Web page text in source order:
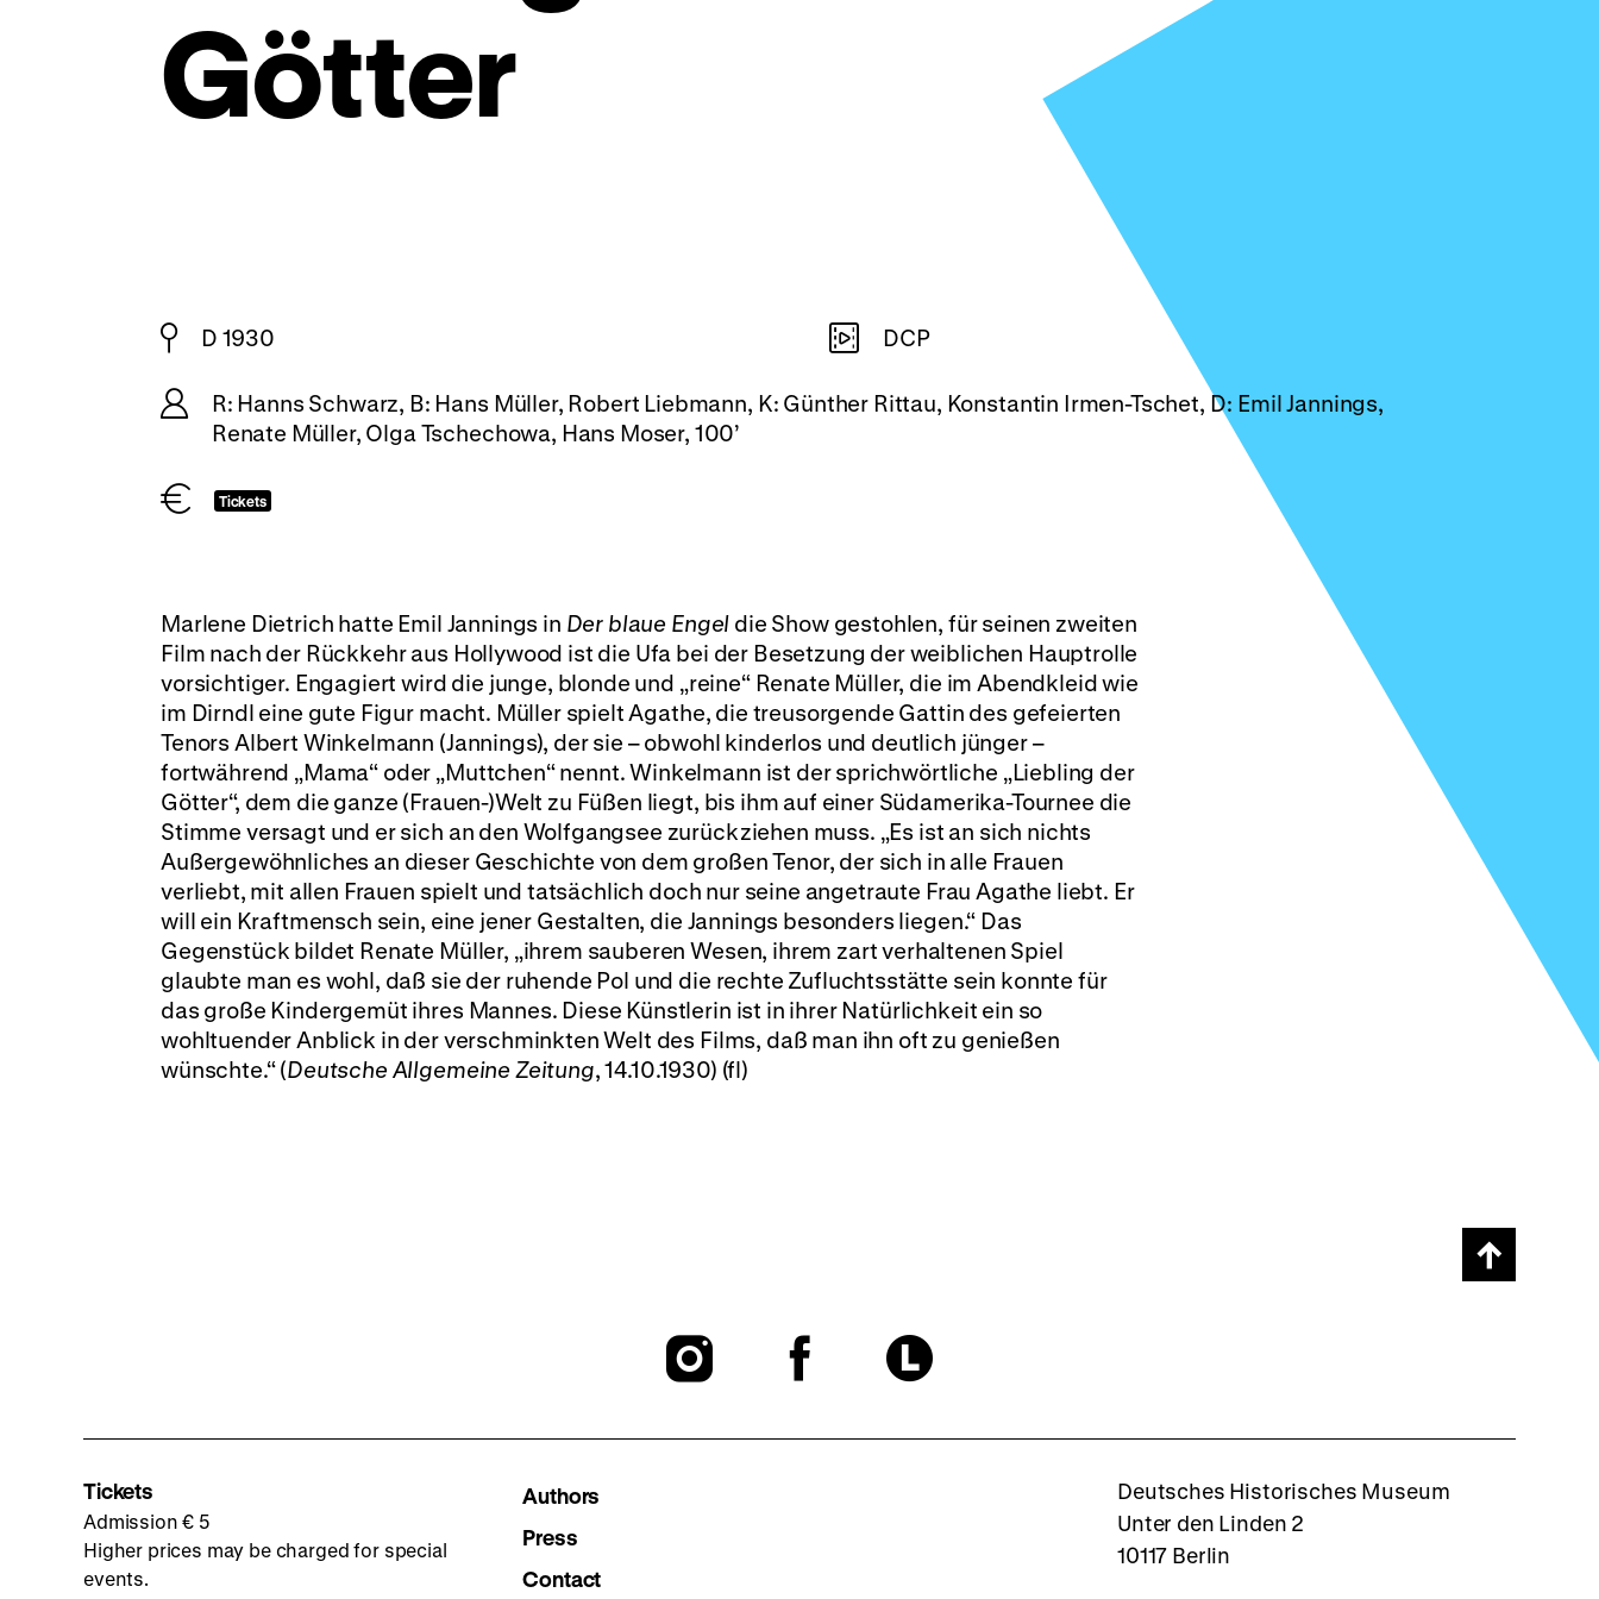
Götter
D 1930 DCP
R: Hanns Schwarz, B: Hans Müller, Robert Liebmann, K: Günther Rittau, Konstantin Irmen-Tschet, D: Emil Jannings,
Renate Müller, Olga Tschechowa, Hans Moser, 100’
Tickets
Marlene Dietrich hatte Emil Jannings in Der blaue Engel die Show gestohlen, für seinen zweiten
Film nach der Rückkehr aus Hollywood ist die Ufa bei der Besetzung der weiblichen Hauptrolle
vorsichtiger. Engagiert wird die junge, blonde und „reine“ Renate Müller, die im Abendkleid wie
im Dirndl eine gute Figur macht. Müller spielt Agathe, die treusorgende Gattin des gefeierten
Tenors Albert Winkelmann (Jannings), der sie – obwohl kinderlos und deutlich jünger –
fortwährend „Mama“ oder „Muttchen“ nennt. Winkelmann ist der sprichwörtliche „Liebling der
Götter“, dem die ganze (Frauen-)Welt zu Füßen liegt, bis ihm auf einer Südamerika-Tournee die
Stimme versagt und er sich an den Wolfgangsee zurückziehen muss. „Es ist an sich nichts
Außergewöhnliches an dieser Geschichte von dem großen Tenor, der sich in alle Frauen
verliebt, mit allen Frauen spielt und tatsächlich doch nur seine angetraute Frau Agathe liebt. Er
will ein Kraftmensch sein, eine jener Gestalten, die Jannings besonders liegen.“ Das
Gegenstück bildet Renate Müller, „ihrem sauberen Wesen, ihrem zart verhaltenen Spiel
glaubte man es wohl, daß sie der ruhende Pol und die rechte Zufluchtsstätte sein konnte für
das große Kindergemüt ihres Mannes. Diese Künstlerin ist in ihrer Natürlichkeit ein so
wohltuender Anblick in der verschminkten Welt des Films, daß man ihn oft zu genießen
wünschte.“ (Deutsche Allgemeine Zeitung, 14.10.1930) (fl)
Scroll
page
To
To
To
Letterboxd
Tickets
Admission € 5
Higher prices may be charged for special
events.
Authors
Press
Contact
Deutsches Historisches Museum
Unter den Linden 2
10117 Berlin